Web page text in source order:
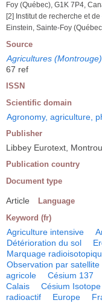
Foy (Québec), G1K 7P4,
[2] Institut de recherche et
Einstein, Sainte-Foy
Source
Agricultures (Montrouge)
67 ref
ISSN
Scientific domain
Agronomy, agriculture,
Publisher
Libbey Eurotext,
Publication country
Document type
Article Language
Keyword (fr)
Agriculture intensive
Détérioration du sol
Marquage
Observation par satellite
agricole
Césium 137
Calais
Césium Isotope
radioactif
Europe